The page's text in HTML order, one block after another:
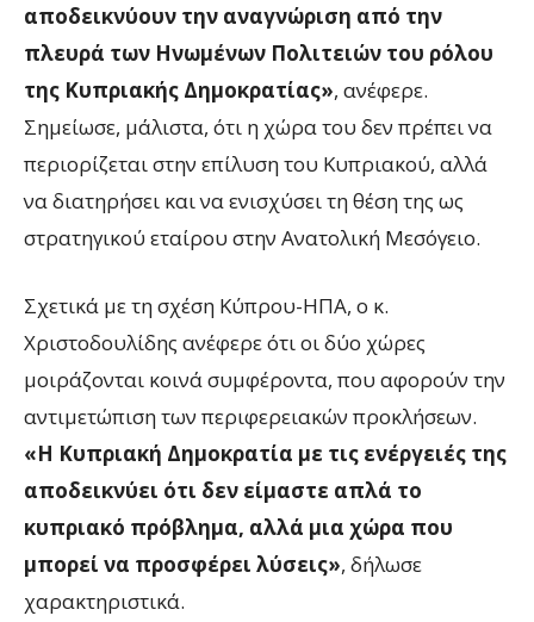
αποδεικνύουν την αναγνώριση από την
πλευρά των Ηνωμένων Πολιτειών του ρόλου
της Κυπριακής Δημοκρατίας», ανέφερε.
Σημείωσε, μάλιστα, ότι η χώρα του δεν πρέπει να
περιορίζεται στην επίλυση του Κυπριακού, αλλά
να διατηρήσει και να ενισχύσει τη θέση της ως
στρατηγικού εταίρου στην Ανατολική Μεσόγειο.
Σχετικά με τη σχέση Κύπρου-ΗΠΑ, ο κ.
Χριστοδουλίδης ανέφερε ότι οι δύο χώρες
μοιράζονται κοινά συμφέροντα, που αφορούν την
αντιμετώπιση των περιφερειακών προκλήσεων.
«Η Κυπριακή Δημοκρατία με τις ενέργειές της
αποδεικνύει ότι δεν είμαστε απλά το
κυπριακό πρόβλημα, αλλά μια χώρα που
μπορεί να προσφέρει λύσεις», δήλωσε
χαρακτηριστικά.